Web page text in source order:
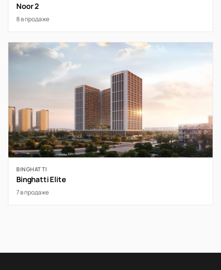
Noor 2
8 в продаже
BINGHATTI
Binghatti Elite
7 в продаже